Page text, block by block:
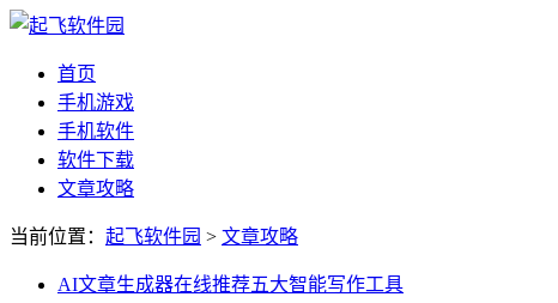
首页
手机游戏
手机软件
软件下载
文章攻略
当前位置： 起飞软件园 > 文章攻略
AI文章生成器在线推荐五大智能写作工具